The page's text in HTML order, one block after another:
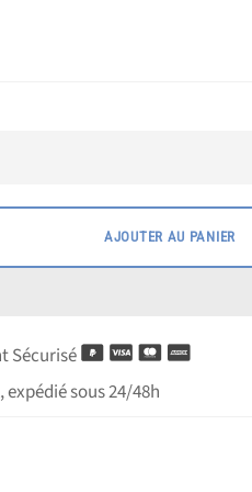
AJOUTER AU PANIER
Sécurisé
sous 24/48h